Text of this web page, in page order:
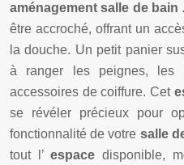
aménagement salle de bain
être accroché, offrant un
la douche. Un petit panier
à ranger les peignes, les
accessoires de coiffure. Cet
se révéler précieux pour
fonctionnalité de votre salle
tout l’espacedisponible,